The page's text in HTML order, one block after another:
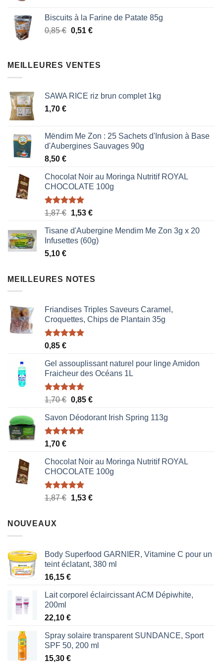
était :
0,85 €.
est :
0,51 €.
Biscuits à la Farine de Patate 85g
0,85€ Le
était :
0,51 €Le
est :
MEILLEURES VENTES
SAWA RICE riz brun complet 1kg
1,70 €
Mëndim Me Zon : 25 Sachets d'Infusion à Base
d'Aubergines Sauvages 90g
8,50 €
Chocolat Noir au Moringa Nutritif ROYAL
CHOCOLATE 100g
Note5.00
1,87€ Le
initial
était :
1,53 €Le
actuel
est :
Tisane d'Aubergine Mendim Me Zon 3g x 20
Infusettes (60g)
5,10 €
MEILLEURES NOTES
Friandises Triples Saveurs Caramel,
Croquettes, Chips de Plantain 35g
Note5.00
0,85 €
Gel assouplissant naturel pour linge Amidon
Fraicheur des Océans 1L
Note5.00
1,70€ Le
initial
était :
0,85 €Le
actuel
Savon Déodorant Irish Spring 113g
Note5.00
1,70 €
Chocolat Noir au Moringa Nutritif ROYAL
CHOCOLATE 100g
Note5.00
1,87€ Le
1,53 €Le
NOUVEAUX
Body Superfood GARNIER, Vitamine C pour un
teint éclatant, 380 ml
16,15 €
Lait corporel éclaircissant ACM Dépiwhite,
200ml
22,10 €
Spray solaire transparent SUNDANCE, Sport
SPF 50, 200 ml
15,30 €